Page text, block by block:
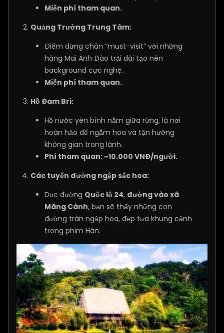
Miễn phí tham quan.
Quảng Trường Trung Tâm:
Điểm dừng chân “must-visit” với những
hàng Mai Anh Đào trải dài tạo nên
background cực nghệ.
Miễn phí tham quan.
Hồ Đam Bri:
Hồ nước yên bình nằm giữa rừng, là nơi
hoàn hảo để ngắm hoa và tận hưởng
không gian trong lành.
Phí tham quan: ~10.000 VNĐ/người.
Các tuyến đường ngập sắc hoa:
Dọc đường Quốc lộ 24, đường vào xã
Măng Cành, bạn sẽ thấy những con
đường tràn ngập hoa, đẹp tựa khung cảnh
trong phim Hàn.